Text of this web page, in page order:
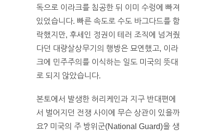
독으로 이라크를 침공한 뒤 이미 수렁에 빠져
있었습니다. 빠른 속도로 수도 바그다드를 함
락했지만, 후세인 정권이 테러 조직에 넘겨줬
다던 대량살상무기의 행방은 묘연했고, 이라
크에 민주주의를 이식하는 일도 미국의 뜻대
로 되지 않았습니다.
본토에서 발생한 허리케인과 지구 반대편에
서 벌어지던 전쟁 사이에 무슨 상관이 있을까
요? 미국의 주 방위군(National Guard)을 생